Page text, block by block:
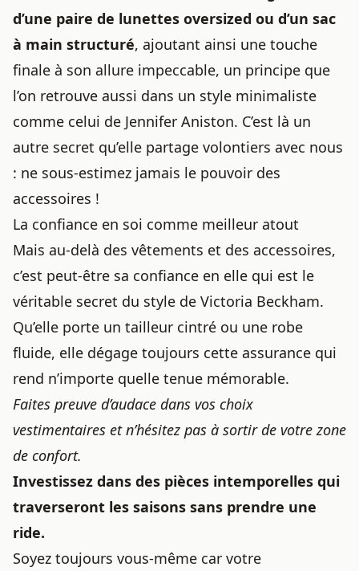
d’une paire de lunettes oversized ou d’un sac
à main structuré, ajoutant ainsi une touche
finale à son allure impeccable, un principe que
l’on retrouve aussi dans un style minimaliste
comme celui de Jennifer Aniston. C’est là un
autre secret qu’elle partage volontiers avec nous
: ne sous-estimez jamais le pouvoir des
accessoires !
La confiance en soi comme meilleur atout
Mais au-delà des vêtements et des accessoires,
c’est peut-être sa confiance en elle qui est le
véritable secret du style de Victoria Beckham.
Qu’elle porte un tailleur cintré ou une robe
fluide, elle dégage toujours cette assurance qui
rend n’importe quelle tenue mémorable.
Faites preuve d’audace dans vos choix
vestimentaires et n’hésitez pas à sortir de votre zone
de confort.
Investissez dans des pièces intemporelles qui
traverseront les saisons sans prendre une
ride.
Soyez toujours vous-même car votre